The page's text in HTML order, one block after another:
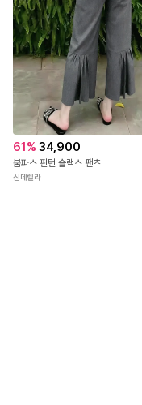
61% 34,900
붐파스 핀턴 슬랙스 팬츠
신데렐라